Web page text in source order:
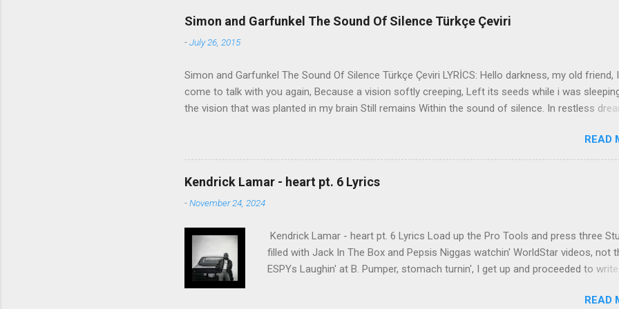
Simon and Garfunkel The Sound Of Silence Türkçe Çeviri
-July 26, 2015
Simon and Garfunkel The Sound Of Silence Türkçe Çeviri LYRİCS: Hello darkness, my old friend,
come to talk with you again, Because a vision softly creeping, Left its seeds while i was
the vision that was planted in my brain Still remains Within the sound of silence. In restless
the cold and damp When my eyes were stabbed by the flash of a neon light That split the night
touched the sound of silence. And in the naked light i saw Ten thousand people, maybe more.
talking without speaking, People hearing without listening, People writing songs that voices never
share And no one dare Disturb the sound of silence. 'fools' said i, 'you do not know Silence like a
cancer grows. Hear my words that i might teach you, Take my arms that i might reach to you.'
READ
Kendrick Lamar - heart pt. 6 Lyrics
-November 24, 2024
Kendrick Lamar - heart pt. 6 Lyrics Load up the Pro Tools and press three
filled with Jack In The Box and Pepsis Niggas watchin' WorldStar videos, not
ESPYs Laughin' at B. Pumper, stomach turnin', I get up and proceeded to write
Crumblin' kush 'til he cracked a smile His words legendary, wishin' I couldREAD